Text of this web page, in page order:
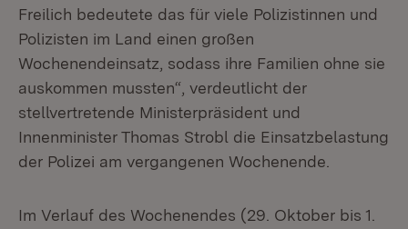
Freilich bedeutete das für viele Polizistinnen und
Polizisten im Land einen großen
Wochenendeinsatz, sodass ihre Familien ohne sie
auskommen mussten“, verdeutlicht der
stellvertretende Ministerpräsident und
Innenminister Thomas Strobl die Einsatzbelastung
der Polizei am vergangenen Wochenende.
Im Verlauf des Wochenendes (29. Oktober bis 1.